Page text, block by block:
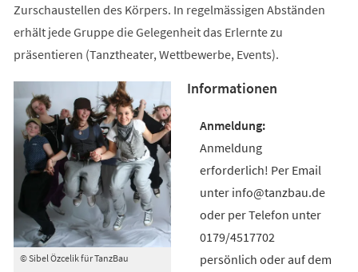
Zurschaustellen des Körpers. In regelmässigen Abständen
erhält jede Gruppe die Gelegenheit das Erlernte zu
präsentieren (Tanztheater, Wettbewerbe, Events).
© Sibel Özcelik für TanzBau
Informationen
Anmeldung
erforderlich! Per Email
unter info@tanzbau.de
oder per Telefon unter
0179/4517702
persönlich oder auf dem